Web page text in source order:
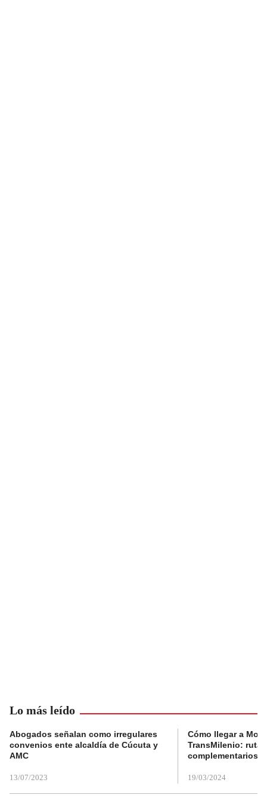
Lo más leído
Abogados señalan como irregulares
convenios ente alcaldía de Cúcuta y
AMC
13/07/2023
Cómo llegar a
TransMilenio:
complementarios
19/03/2024